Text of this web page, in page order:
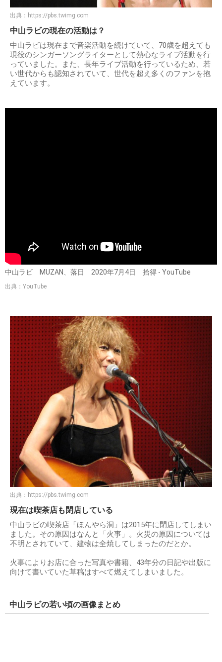
出典： https://pbs.twimg.com
中山ラビの現在の活動は？
中山ラビは現在まで音楽活動を続けていて、70歳を超えても
現役のシンガーソングライターとして熱心なライブ活動を行
っていました。また、長年ライブ活動を行っているため、若
い世代からも認知されていて、世代を超え多くのファンを抱
えています。
中山ラビ MUZAN、落日 2020年7月4日 拾得 - YouTube
出典：YouTube
出典： https://pbs.twimg.com
現在は喫茶店も閉店している
中山ラビの喫茶店「ほんやら洞」は2015年に閉店してしまい
ました。その原因はなんと「火事」。火災の原因については
不明とされていて、建物は全焼してしまったのだとか。
火事によりお店に合った写真や書籍、43年分の日記や出版に
向けて書いていた草稿はすべて燃えてしまいました。
中山ラビの若い頃の画像まとめ